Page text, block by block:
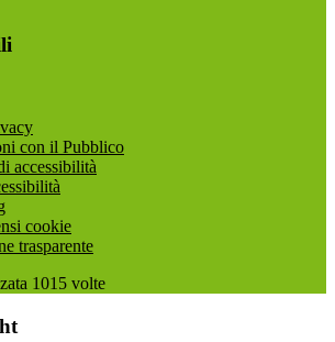
con il Pubblico
accessibilità
cookie
trasparente
1015 volte